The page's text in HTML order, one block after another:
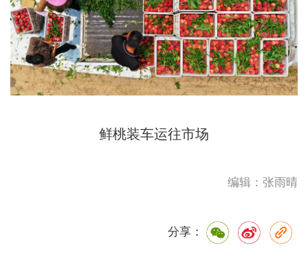
鲜桃装车运往市场
编辑：张雨晴
分享：